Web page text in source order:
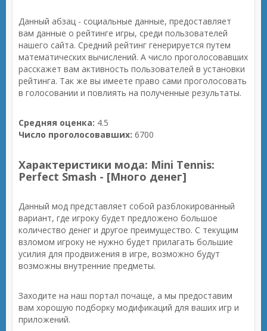
Данный абзац - социальные данные, предоставляет
вам данные о рейтинге игры, среди пользователей
нашего сайта. Средний рейтинг генерируется путем
математических вычислений. А число проголосовавших
расскажет вам активность пользователей в установки
рейтинга. Так же вы имеете право сами проголосовать
в голосовании и повлиять на полученные результаты.
Средняя оценка: 4.5
Число проголосовавших: 6700
Характеристики мода: Mini Tennis:
Perfect Smash - [Много денег]
Данный мод представляет собой разблокированный
вариант, где игроку будет предложено большое
количество денег и другое преимущество. С текущим
взломом игроку не нужно будет прилагать большие
усилия для продвижения в игре, возможно будут
возможны внутренние предметы.
Заходите на наш портал почаще, а мы предоставим
вам хорошую подборку модификаций для ваших игр и
приложений.